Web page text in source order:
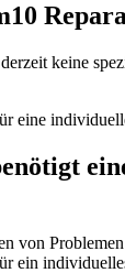
keine
eine
von
ein